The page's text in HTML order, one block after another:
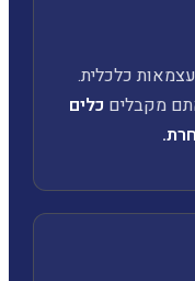
לעצמאות כלכלית.
מקבלים כלים